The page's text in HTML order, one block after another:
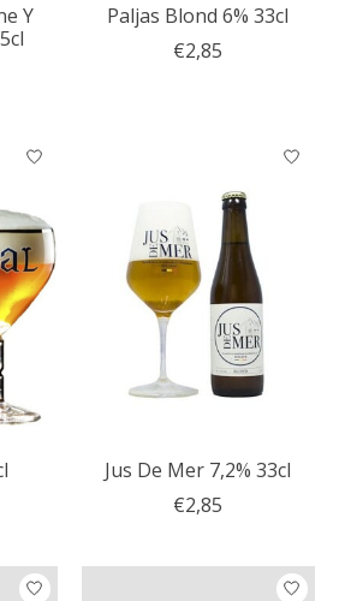
Y
Paljas Blond 6% 33cl
€2,85
Jus De Mer 7,2% 33cl
€2,85